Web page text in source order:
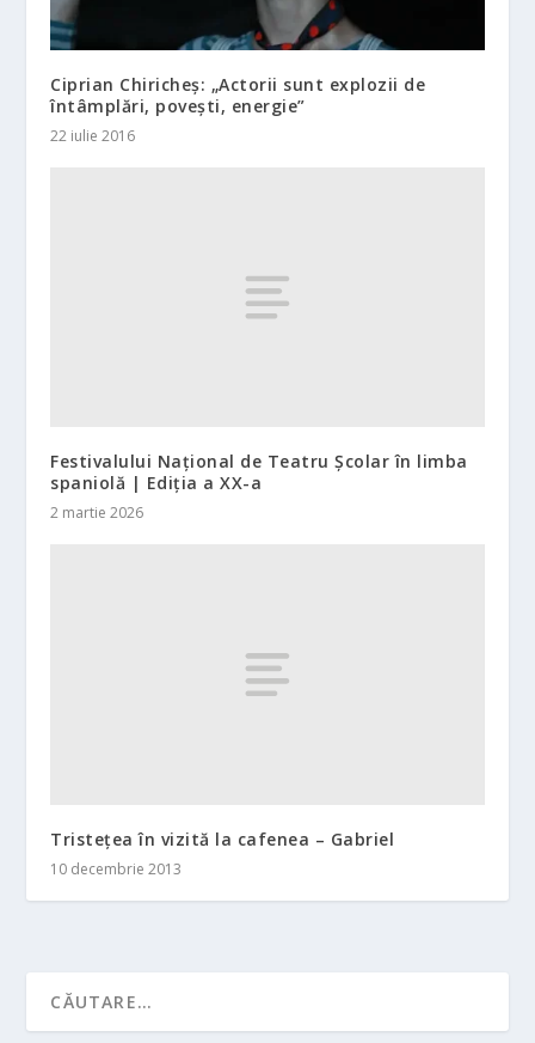
Ciprian Chiricheş: „Actorii sunt explozii de
întâmplări, poveşti, energie”
22 iulie 2016
Festivalului Național de Teatru Școlar în limba
spaniolă | Ediția a XX-a
2 martie 2026
Tristețea în vizită la cafenea – Gabriel
10 decembrie 2013